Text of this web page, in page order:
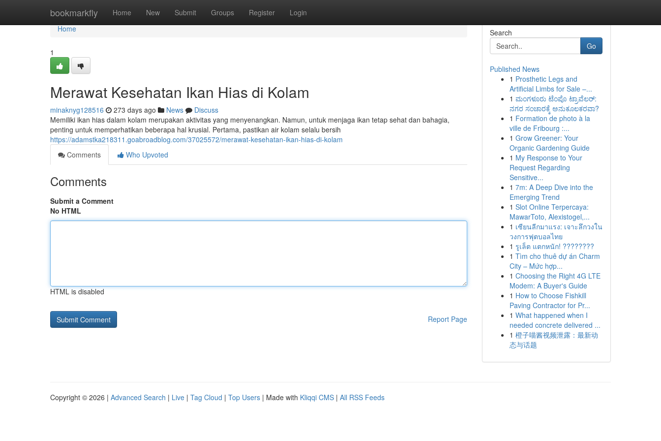
bookmarkfly Home New Submit Groups Register Login
Home
Home
1
Merawat Kesehatan Ikan Hias di Kolam
minaknyg128516 273 days ago News
Discuss
Memiliki ikan hias dalam kolam merupakan aktivitas yang menyenangkan. Namun, untuk menjaga ikan tetap sehat dan bahagia,
penting untuk memperhatikan beberapa hal krusial. Pertama, pastikan air kolam selalu bersih
https://adamstka218311.goabroadblog.com/37025572/merawat-kesehatan-ikan-hias-di-kolam
Comments
Who Upvoted
Comments
Submit a Comment
No HTML
HTML is disabled
Report Page
Search
Go
Published News
1 Prosthetic Legs and
Artificial Limbs for Sale –...
1 ಮಂಗಳೂರು ಟೆಂಪೊ ಟ್ರಾವೆಲರ್:
ನಗರ ಸಂಚಾರಕ್ಕೆ ಅನುಕೂಲಕರವಾ?
1 Formation de photo à la
ville de Fribourg :...
1 Grow Greener: Your
Organic Gardening Guide
1 My Response to Your
Request Regarding
Sensitive...
1 7m: A Deep Dive into the
Emerging Trend
1 Slot Online Terpercaya:
MawarToto, Alexistogel,...
1 เซียนลีกมาแรง: เจาะลึกวงใน
วงการฟุตบอลไทย
1 รูเล็ต แตกหนัก! ????????
1 Tìm cho thuê dự án Charm
City – Mức hợp...
1 Choosing the Right 4G LTE
Modem: A Buyer's Guide
1 How to Choose Fishkill
Paving Contractor for Pr...
1 What happened when I
needed concrete delivered ...
1 橙子喵酱视频泄露：最新动
态与话题
Copyright © 2026 | Advanced Search | Live | Tag Cloud | Top Users | Made with Kliqqi CMS | All RSS Feeds